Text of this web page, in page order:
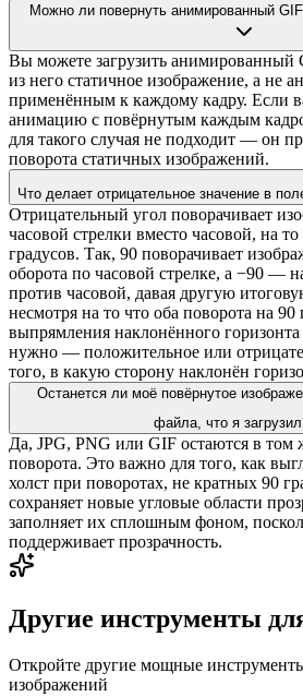
Можно ли повернуть анимированный
Вы можете загрузить анимированный
из него статичное изображение, а не
применённым к каждому кадру. Если
анимацию с повёрнутым каждым
для такого случая не подходит — он
поворота статичных изображений.
Что делает отрицательное значение в
Отрицательный угол поворачивает
часовой стрелки вместо часовой, на
градусов. Так, 90 поворачивает
оборота по часовой стрелке, а −90 —
против часовой, давая другую
несмотря на то что оба поворота на 90
выпрямления наклонённого горизонта
нужно — положительное или
того, в какую сторону наклонён
Останется ли моё повёрнутое
файла, что я
Да, JPG, PNG или GIF остаются в том
поворота. Это важно для того, как
холст при поворотах, не кратных 90
сохраняет новые угловые области
заполняет их сплошным фоном,
поддерживает прозрачность.
Другие инструменты
Откройте другие мощные
изображений